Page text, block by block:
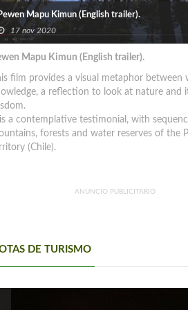
Mapu Kimun (English trailer).
17 nov 2020
Mapu Kimun (English trailer).
film provides a visual metaphor between
a reflection to look at nature and
a contemplative testimonial, with
forests and water reserves of the
(Chile).
ANUNCIO PUBLICITARIO
DE TURISMO